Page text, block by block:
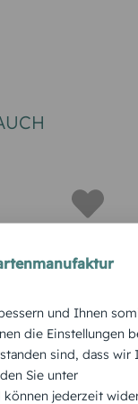
e
und Ihnen
die Einstellungen
sind, dass
Sie unter
jederzeit